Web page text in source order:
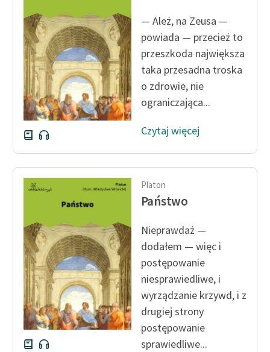
Kolekcje edukacyjne
twórców przechodzących
do domeny publicznej,
lektur szkolnych oraz
Starego Testamentu
Odkurzamy bohaterów
Szkoła Poezji Wolnych
Lektur
O nas
O projekcie
Zespół
Zasady wykorzystania
Wolnych Lektur
Logotypy
— Ależ, na Zeusa —
powiada — przecież to
przeszkoda największa
taka przesadna troska
o zdrowie, nie
ograniczająca...
Czytaj więcej
Platon
Państwo
Nieprawdaż —
dodałem — więc i
postępowanie
niesprawiedliwe, i
wyrządzanie krzywd, i z
drugiej strony
postępowanie
sprawiedliwe...